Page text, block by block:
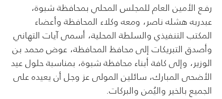
رفـع الأمين العام للمجلس المحلي بمحافظة شبوة،
عبدربه هشله ناصر، ومعه وكلاء المحافظة وأعضاء
المكتب التنفيذي والسلطة المحلية، أسمى آيات التهاني
وأصدق التبريكات إلى محافظ المحافظة، عوض محمد بن
الوزير، وإلى كافة أبناء محافظة شبوة، بمناسبة حلول عيد
الأضحى المبارك، سائلين المولى عز وجل أن يعيده على
الجميع بالخير واليُمن والبركات.